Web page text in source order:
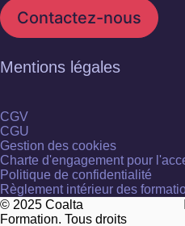
Contactez-nous
Mentions légales
CGV
CGU
Gestion des cookies
Charte d'engagement pour
Politique de confidentialité
Règlement intérieur des
© 2025 Coalta
Formation. Tous droits